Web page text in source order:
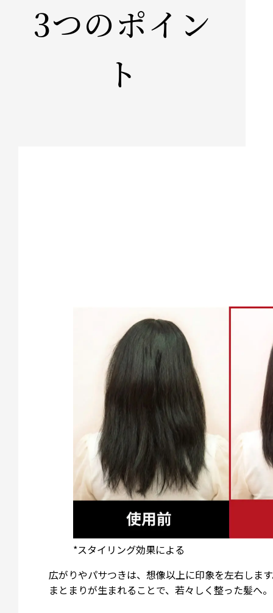
3つのポイン
ト
*スタイリング効果による
広がりやパサつきは、想像以上に印象を左右しま
まとまりが生まれることで、若々しく整った髪へ。